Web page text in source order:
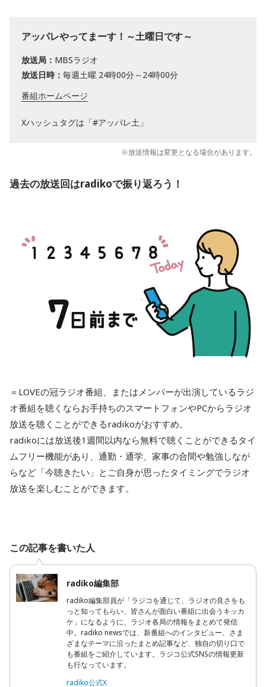
アッパレやってまーす！～土曜日です～
放送局： MBSラジオ
放送日時： 毎週土曜 24時00分～24時00分
番組ホームページ
Xハッシュタグは「#アッパレ土」
※放送情報は変更となる場合があります。
過去の放送回はradikoで振り返ろう！
＝LOVEの冠ラジオ番組、またはメンバーが出演しているラジ
オ番組を聴くならお手持ちのスマートフォンやPCからラジオ
放送を聴くことができるradikoがおすすめ。
radikoには放送後1週間以内なら無料で聴くことができるタイ
ムフリー機能があり、通勤・通学、家事の合間や勉強しなが
らなど「今聴きたい」とご自身が思ったタイミングでラジオ
放送を楽しむことができます。
この記事を書いた人
radiko編集部
radiko編集部員が「ラジコを通じて、ラジオの良さをも
っと知ってもらい、皆さんが面白い番組に出会うキッカ
ケ」になるように、ラジオ各局の情報をまとめて発信
中。radiko newsでは、新番組へのインタビュー、さま
ざまなテーマに沿ったまとめ記事など、独自の切り口で
も番組をご紹介しています。ラジコ公式SNSの情報更新
も行なっています。
radiko公式X